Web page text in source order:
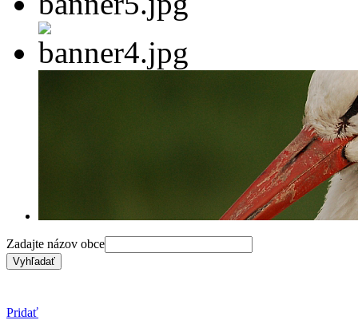
Zadajte názov obce
Pridať